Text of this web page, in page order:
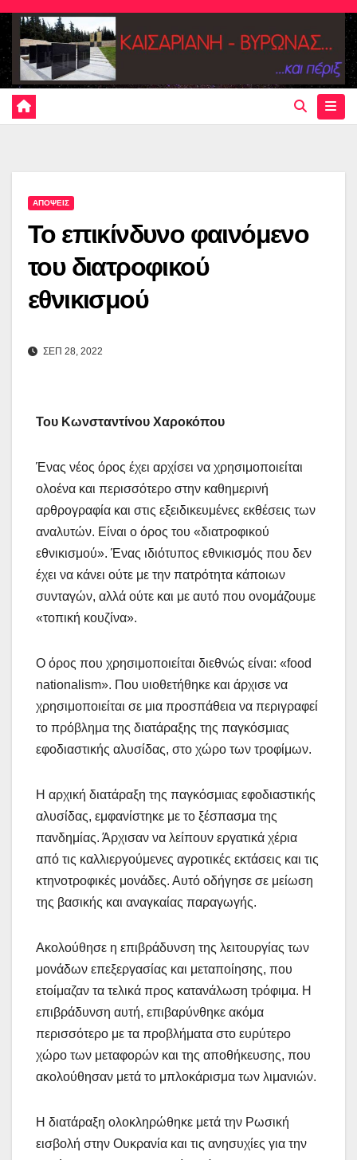
Skip
content
ΑΠΟΨΕΙΣ
To επικίνδυνο φαινόμενο
του διατροφικού
εθνικισμού
ΣΕΠ 28, 2022
Του Κωνσταντίνου Χαροκόπου
Ένας νέος όρος έχει αρχίσει να χρησιμοποιείται
ολοένα και περισσότερο στην καθημερινή
αρθρογραφία και στις εξειδικευμένες εκθέσεις των
αναλυτών. Είναι ο όρος του «διατροφικού
εθνικισμού». Ένας ιδιότυπος εθνικισμός που δεν
έχει να κάνει ούτε με την πατρότητα κάποιων
συνταγών, αλλά ούτε και με αυτό που ονομάζουμε
«τοπική κουζίνα».
Ο όρος που χρησιμοποιείται διεθνώς είναι: «food
nationalism». Που υιοθετήθηκε και άρχισε να
χρησιμοποιείται σε μια προσπάθεια να περιγραφεί
το πρόβλημα της διατάραξης της παγκόσμιας
εφοδιαστικής αλυσίδας, στο χώρο των τροφίμων.
Η αρχική διατάραξη της παγκόσμιας εφοδιαστικής
αλυσίδας, εμφανίστηκε με το ξέσπασμα της
πανδημίας. Άρχισαν να λείπουν εργατικά χέρια
από τις καλλιεργούμενες αγροτικές εκτάσεις και τις
κτηνοτροφικές μονάδες. Αυτό οδήγησε σε μείωση
της βασικής και αναγκαίας παραγωγής.
Ακολούθησε η επιβράδυνση της λειτουργίας των
μονάδων επεξεργασίας και μεταποίησης, που
ετοίμαζαν τα τελικά προς κατανάλωση τρόφιμα. Η
επιβράδυνση αυτή, επιβαρύνθηκε ακόμα
περισσότερο με τα προβλήματα στο ευρύτερο
χώρο των μεταφορών και της αποθήκευσης, που
ακολούθησαν μετά το μπλοκάρισμα των λιμανιών.
Η διατάραξη ολοκληρώθηκε μετά την Ρωσική
εισβολή στην Ουκρανία και τις ανησυχίες για την